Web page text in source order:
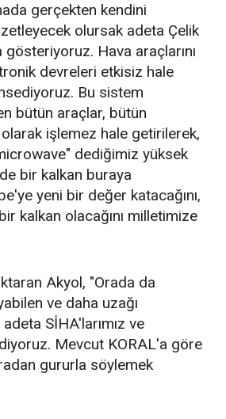
gerçekten kendini
olursak adeta Çelik
Hava araçlarını
devreleri etkisiz hale
Bu sistem
bütün araçlar, bütün
işlemez hale getirilerek,
dediğimiz yüksek
bir kalkan buraya
yeni bir değer katacağını,
kalkan olacağını milletimize
Akyol, "Orada da
ve daha uzağı
SİHA'larımız ve
Mevcut KORAL'a göre
gururla söylemek